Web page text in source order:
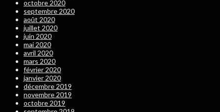
octobre 2020
septembre 2020
août 2020
juillet 2020
juin 2020
mai 2020
avril 2020
mars 2020
février 2020
janvier 2020
décembre 2019
novembre 2019
octobre 2019